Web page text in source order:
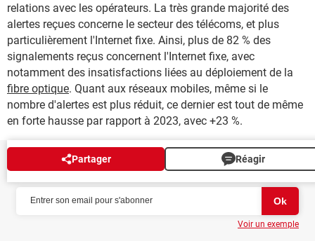
relations avec les opérateurs. La très grande majorité des
alertes reçues concerne le secteur des télécoms, et plus
particulièrement l'Internet fixe. Ainsi, plus de 82 % des
signalements reçus concernent l'Internet fixe, avec
notamment des insatisfactions liées au déploiement de la
fibre optique. Quant aux réseaux mobiles, même si le
nombre d'alertes est plus réduit, ce dernier est tout de même
en forte hausse par rapport à 2023, avec +23 %.
Partager Réagir
NEWSLETTER
Voir un exemple